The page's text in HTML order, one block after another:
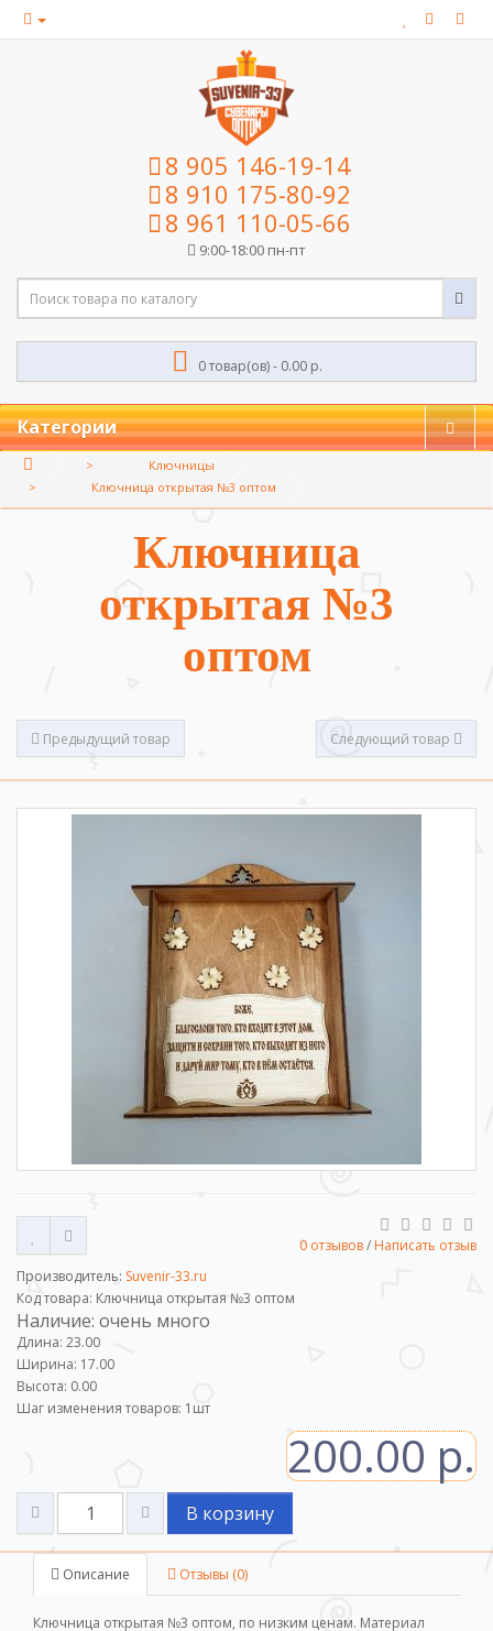
8 905 146-19-14
8 910 175-80-92
8 961 110-05-66
9:00-18:00 пн-пт
0 товар(ов) - 0.00 р.
Категории
Ключницы
Ключница открытая №3 оптом
Ключница
открытая №3
оптом
Предыдущий товар Следующий товар
0 отзывов/ Написать отзыв
Производитель: Suvenir-33.ru
Код товара: Ключница открытая №3 оптом
Наличие: очень много
Длина: 23.00
Ширина: 17.00
Высота: 0.00
Шаг изменения товаров: 1 шт
200.00 р.
В корзину
Описание Отзывы (0)
Ключница открытая №3 оптом, по низким ценам. Материал